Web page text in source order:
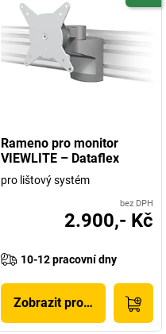
Rameno pro monitor
VIEWLITE – Dataflex
pro lištový systém
bez DPH
2.900,- Kč
10-12 pracovní dny
Zobrazit produkt